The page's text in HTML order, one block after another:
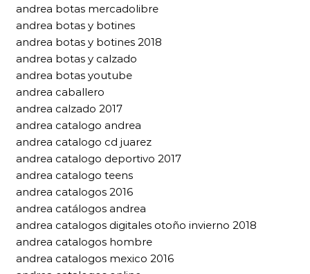
andrea botas mercadolibre
andrea botas y botines
andrea botas y botines 2018
andrea botas y calzado
andrea botas youtube
andrea caballero
andrea calzado 2017
andrea catalogo andrea
andrea catalogo cd juarez
andrea catalogo deportivo 2017
andrea catalogo teens
andrea catalogos 2016
andrea catálogos andrea
andrea catalogos digitales otoño invierno 2018
andrea catalogos hombre
andrea catalogos mexico 2016